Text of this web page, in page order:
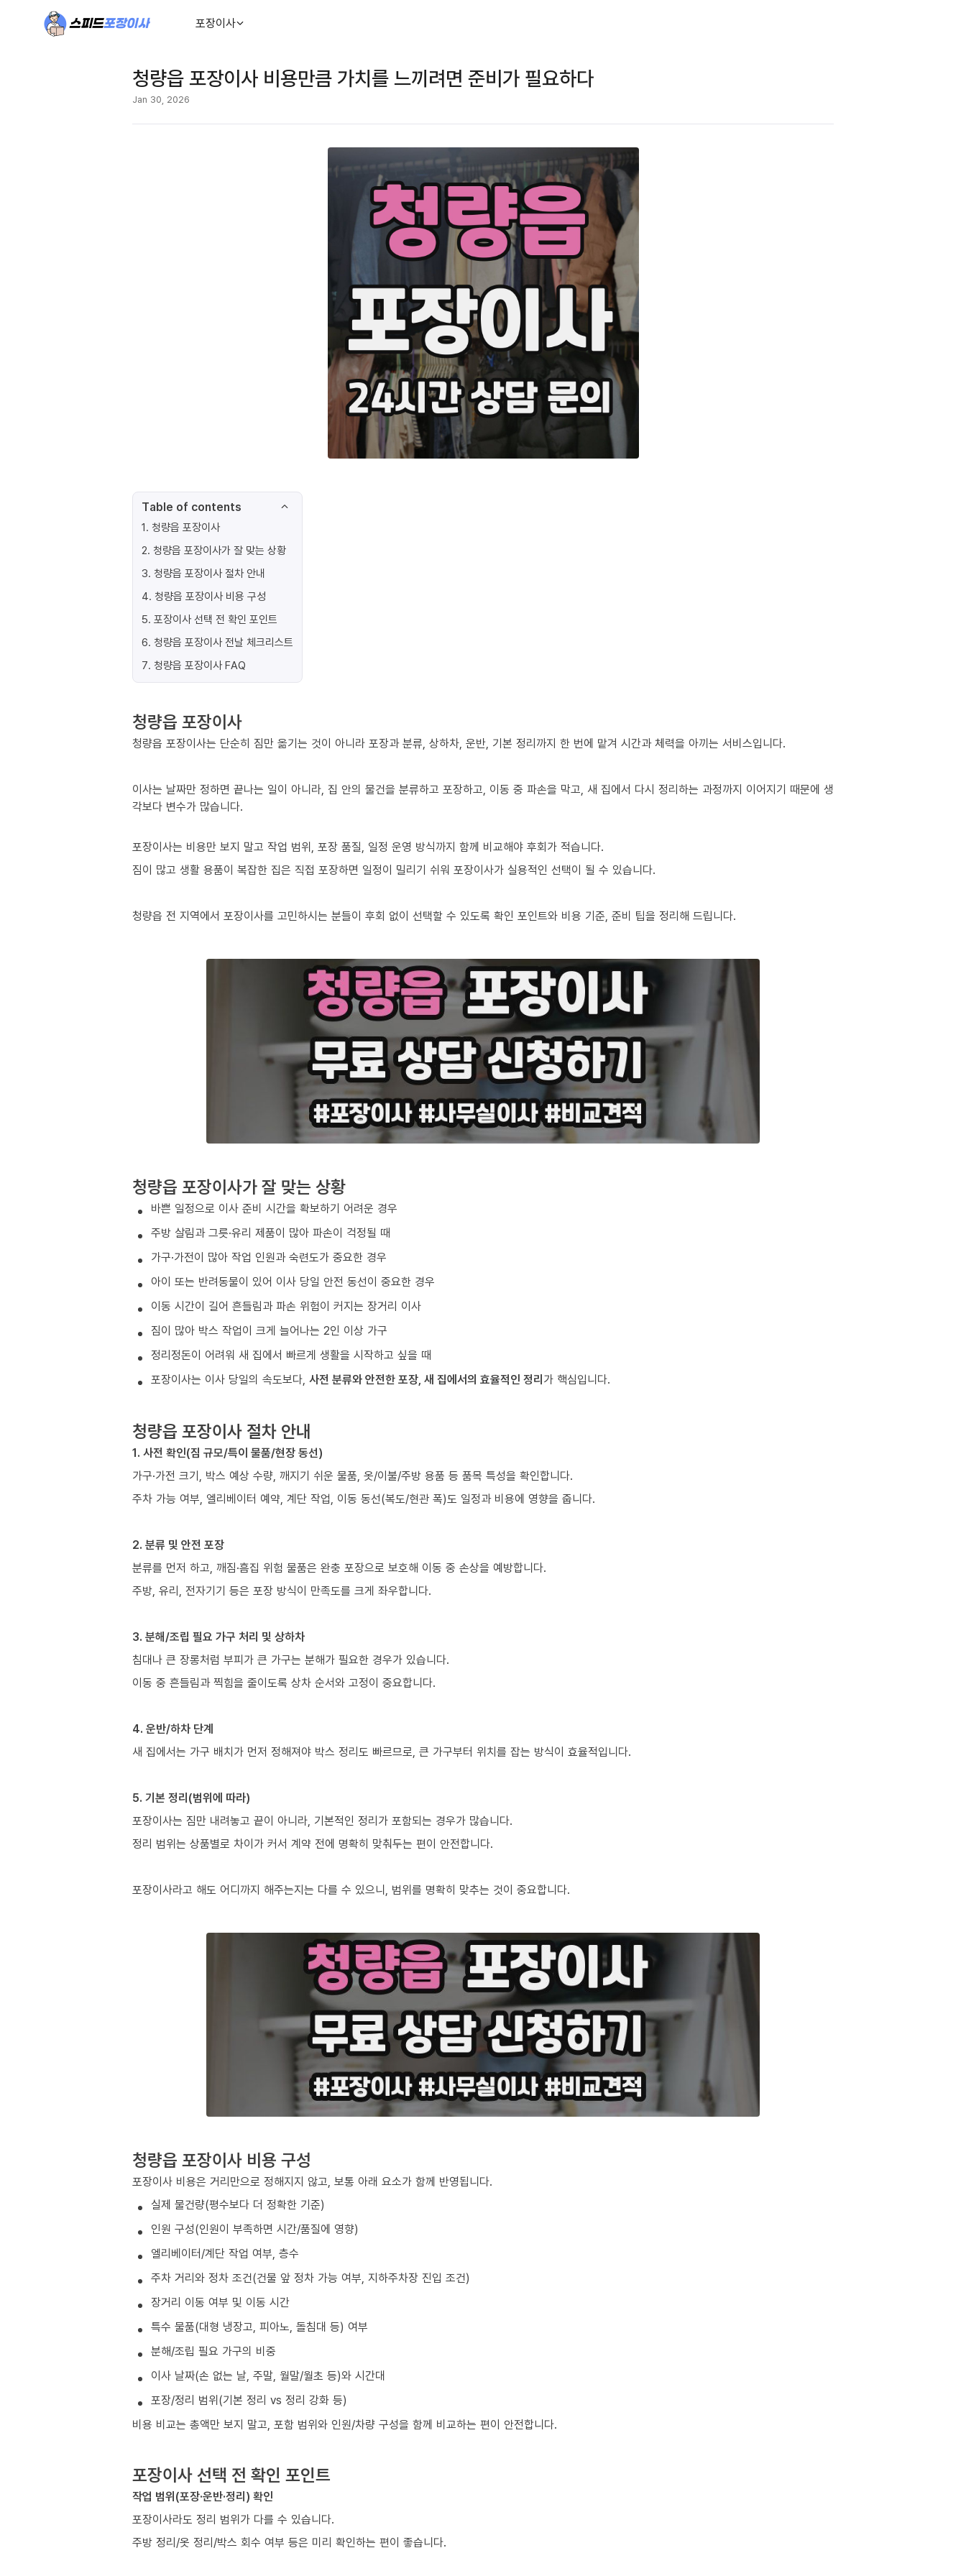
포장이사
청량읍 포장이사 비용만큼 가치를 느끼려면 준비가 필요하다
Jan 30, 2026
Table of contents
1. 청량읍 포장이사
2. 청량읍 포장이사가 잘 맞는 상황
3. 청량읍 포장이사 절차 안내
4. 청량읍 포장이사 비용 구성
5. 포장이사 선택 전 확인 포인트
6. 청량읍 포장이사 전날 체크리스트
7. 청량읍 포장이사 FAQ
청량읍 포장이사
청량읍 포장이사는 단순히 짐만 옮기는 것이 아니라 포장과 분류, 상하차, 운반, 기본 정리까지 한 번에 맡겨 시간과 체력을 아끼는 서비스입니다.
이사는 날짜만 정하면 끝나는 일이 아니라, 집 안의 물건을 분류하고 포장하고, 이동 중 파손을 막고, 새 집에서 다시 정리하는 과정까지 이어지기 때문에 생
각보다 변수가 많습니다.
포장이사는 비용만 보지 말고 작업 범위, 포장 품질, 일정 운영 방식까지 함께 비교해야 후회가 적습니다.
짐이 많고 생활 용품이 복잡한 집은 직접 포장하면 일정이 밀리기 쉬워 포장이사가 실용적인 선택이 될 수 있습니다.
청량읍 전 지역에서 포장이사를 고민하시는 분들이 후회 없이 선택할 수 있도록 확인 포인트와 비용 기준, 준비 팁을 정리해 드립니다.
청량읍 포장이사가 잘 맞는 상황
바쁜 일정으로 이사 준비 시간을 확보하기 어려운 경우
주방 살림과 그릇·유리 제품이 많아 파손이 걱정될 때
가구·가전이 많아 작업 인원과 숙련도가 중요한 경우
아이 또는 반려동물이 있어 이사 당일 안전 동선이 중요한 경우
이동 시간이 길어 흔들림과 파손 위험이 커지는 장거리 이사
짐이 많아 박스 작업이 크게 늘어나는 2인 이상 가구
정리정돈이 어려워 새 집에서 빠르게 생활을 시작하고 싶을 때
포장이사는 이사 당일의 속도보다, 사전 분류와 안전한 포장, 새 집에서의 효율적인 정리가 핵심입니다.
청량읍 포장이사 절차 안내
1. 사전 확인(짐 규모/특이 물품/현장 동선)
가구·가전 크기, 박스 예상 수량, 깨지기 쉬운 물품, 옷/이불/주방 용품 등 품목 특성을 확인합니다.
주차 가능 여부, 엘리베이터 예약, 계단 작업, 이동 동선(복도/현관 폭)도 일정과 비용에 영향을 줍니다.
2. 분류 및 안전 포장
분류를 먼저 하고, 깨짐·흠집 위험 물품은 완충 포장으로 보호해 이동 중 손상을 예방합니다.
주방, 유리, 전자기기 등은 포장 방식이 만족도를 크게 좌우합니다.
3. 분해/조립 필요 가구 처리 및 상하차
침대나 큰 장롱처럼 부피가 큰 가구는 분해가 필요한 경우가 있습니다.
이동 중 흔들림과 찍힘을 줄이도록 상차 순서와 고정이 중요합니다.
4. 운반/하차 단계
새 집에서는 가구 배치가 먼저 정해져야 박스 정리도 빠르므로, 큰 가구부터 위치를 잡는 방식이 효율적입니다.
5. 기본 정리(범위에 따라)
포장이사는 짐만 내려놓고 끝이 아니라, 기본적인 정리가 포함되는 경우가 많습니다.
정리 범위는 상품별로 차이가 커서 계약 전에 명확히 맞춰두는 편이 안전합니다.
포장이사라고 해도 어디까지 해주는지는 다를 수 있으니, 범위를 명확히 맞추는 것이 중요합니다.
청량읍 포장이사 비용 구성
포장이사 비용은 거리만으로 정해지지 않고, 보통 아래 요소가 함께 반영됩니다.
실제 물건량(평수보다 더 정확한 기준)
인원 구성(인원이 부족하면 시간/품질에 영향)
엘리베이터/계단 작업 여부, 층수
주차 거리와 정차 조건(건물 앞 정차 가능 여부, 지하주차장 진입 조건)
장거리 이동 여부 및 이동 시간
특수 물품(대형 냉장고, 피아노, 돌침대 등) 여부
분해/조립 필요 가구의 비중
이사 날짜(손 없는 날, 주말, 월말/월초 등)와 시간대
포장/정리 범위(기본 정리 vs 정리 강화 등)
비용 비교는 총액만 보지 말고, 포함 범위와 인원/차량 구성을 함께 비교하는 편이 안전합니다.
포장이사 선택 전 확인 포인트
작업 범위(포장·운반·정리) 확인
포장이사라도 정리 범위가 다를 수 있습니다.
주방 정리/옷 정리/박스 회수 여부 등은 미리 확인하는 편이 좋습니다.